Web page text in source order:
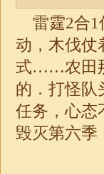
雷霆2合1
动，木伐
式……农田
的．打怪队
任务，心态
毁灭第六季